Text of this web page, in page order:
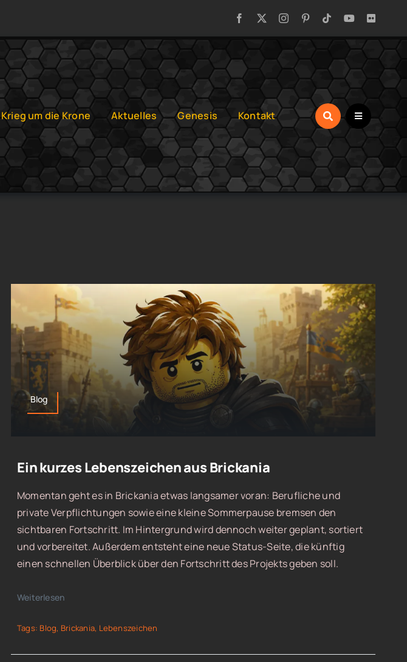
Krieg um die Krone Aktuelles Genesis Kontakt
Blog
Ein kurzes Lebenszeichen aus Brickania
Momentan geht es in Brickania etwas langsamer voran: Berufliche und
private Verpflichtungen sowie eine kleine Sommerpause bremsen den
sichtbaren Fortschritt. Im Hintergrund wird dennoch weiter geplant, sortiert
und vorbereitet. Außerdem entsteht eine neue Status-Seite, die künftig
einen schnellen Überblick über den Fortschritt des Projekts geben soll.
Weiterlesen
Tags: Blog, Brickania, Lebenszeichen